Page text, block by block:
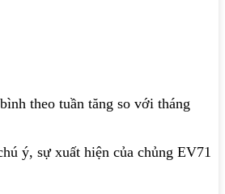
theo tuần tăng so với tháng
ý, sự xuất hiện của chủng EV71